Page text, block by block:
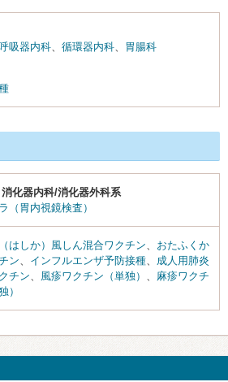
吸器内科、 循環器内科、 胃腸科
化器内科/消化器外科系
（胃内視鏡検査）
はしか）風しん混合ワクチン、 おたふくか
ン、 インフルエンザ予防接種、 成人用肺炎
チン、 風疹ワクチン（単独） 、 麻疹ワクチ
）